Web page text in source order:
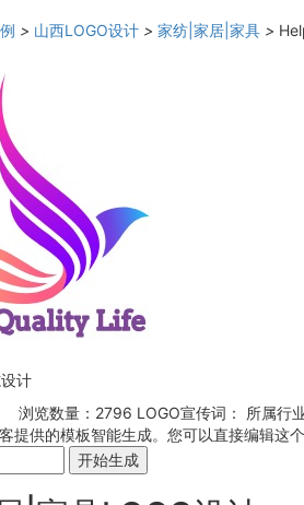
> 山西LOGO设计 > 家纺|家居|家具 >
计
浏览数量：2796 LOGO宣传词： 所属行
提供的模板智能生成。您可以直接编辑这
开始生成